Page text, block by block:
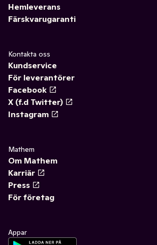
Hemleverans
Färskvarugaranti
Kontakta oss
Kundservice
För leverantörer
Facebook
X (f.d Twitter)
Instagram
Mathem
Om Mathem
Karriär
Press
För företag
Appar